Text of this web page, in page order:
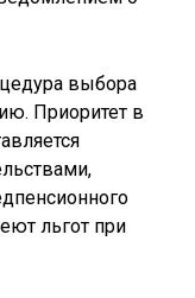
выбора
Приоритет в
льгот при